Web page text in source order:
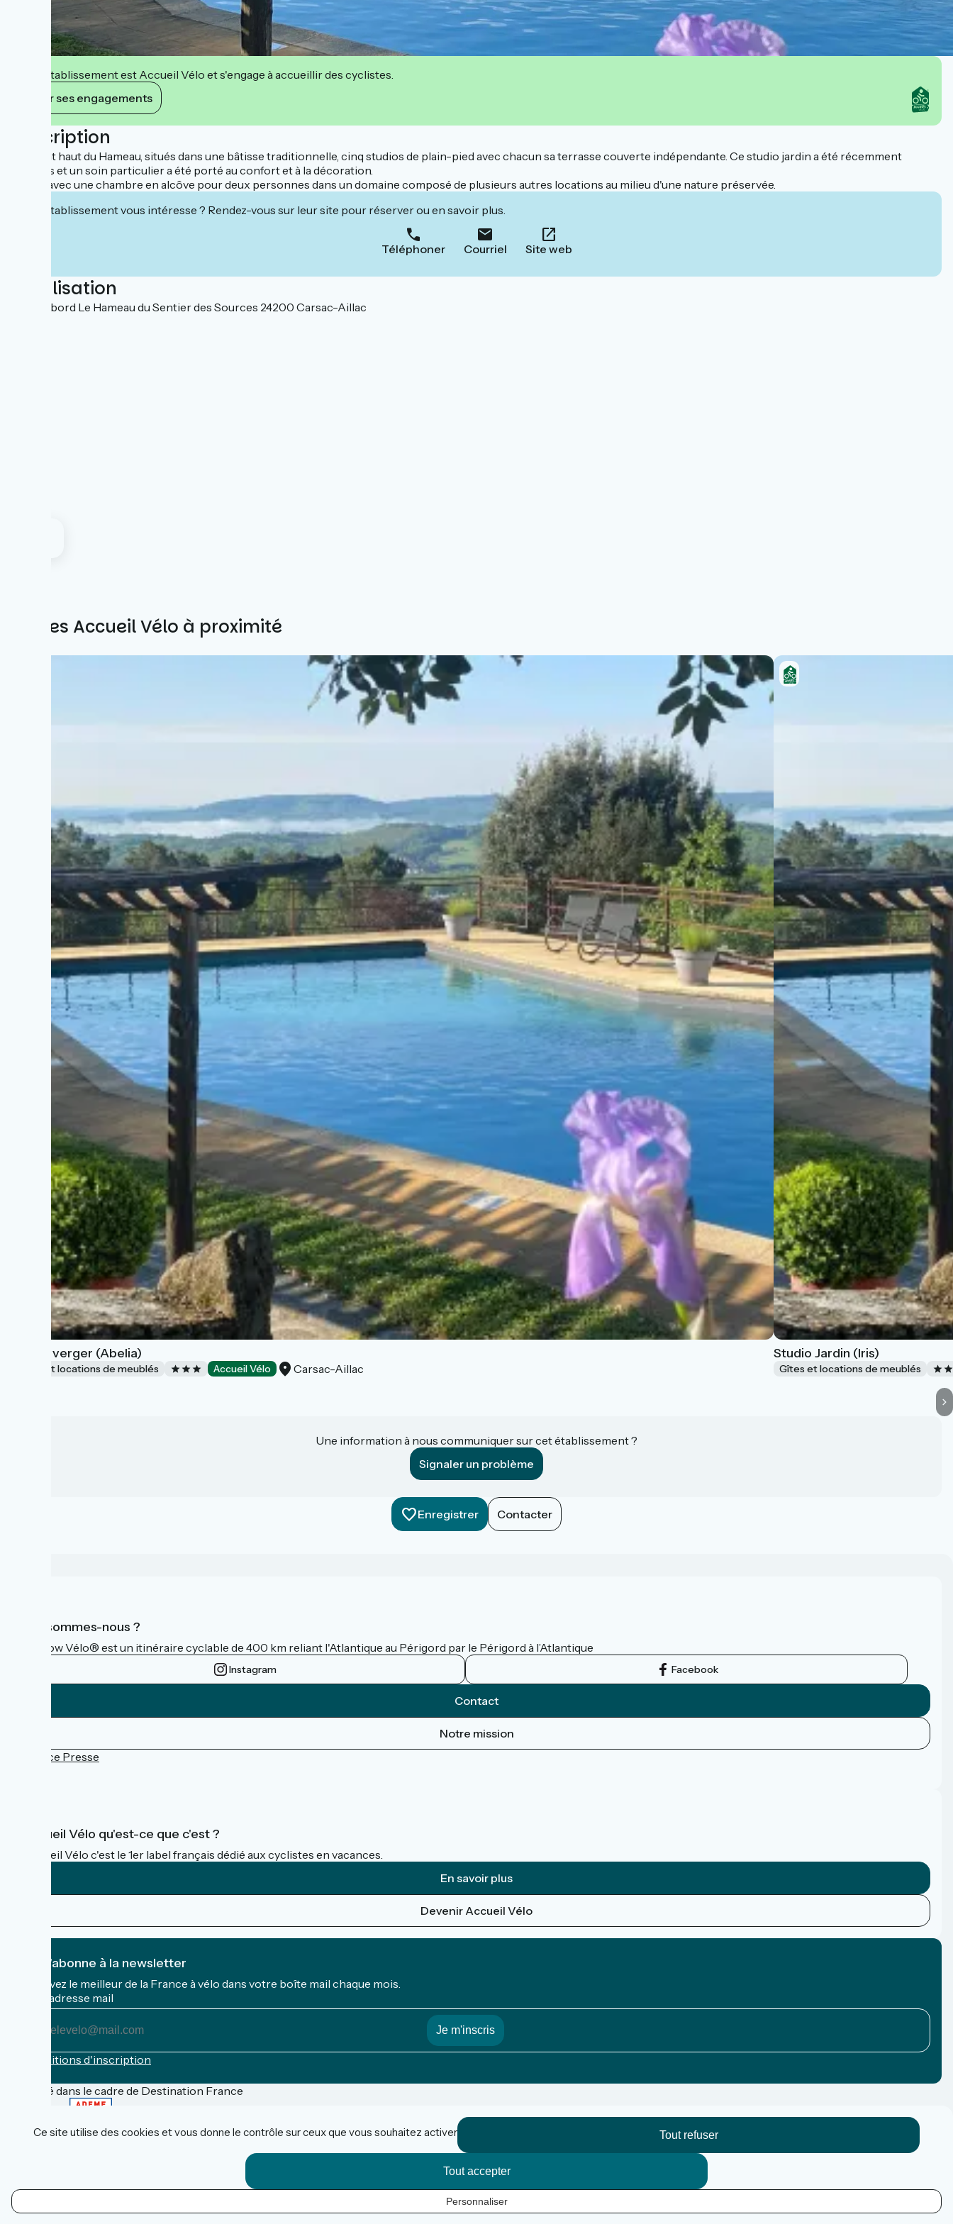
FR
Cet établissement est Accueil Vélo et s'engage à accueillir des cyclistes.
Voir ses engagements
Description
En point haut du Hameau, situés dans une bâtisse traditionnelle, cinq studios de plain-pied avec chacun sa terrasse couverte indépendante. Ce studio jardin a été récemment
rénovés et un soin particulier a été porté au confort et à la décoration.
Studio avec une chambre en alcôve pour deux personnes dans un domaine composé de plusieurs autres locations au milieu d'une nature préservée.
Cet établissement vous intéresse ? Rendez-vous sur leur site pour réserver ou en savoir plus.
Téléphoner Courriel Site web
Localisation
Le Cambord Le Hameau du Sentier des Sources 24200 Carsac-Aillac
Autres Accueil Vélo à proximité
Studio verger (Abelia)
Gîtes et locations de meublés Accueil Vélo Carsac-Aillac
Studio Jardin (Iris)
Gîtes et locations de meublés
Une information à nous communiquer sur cet établissement ?
Signaler un problème
Enregistrer Contacter
Qui sommes-nous ?
La Flow Vélo® est un itinéraire cyclable de 400 km reliant l'Atlantique au Périgord par le Périgord à l’Atlantique
Instagram Facebook
Contact
Notre mission
Espace Presse
Accueil Vélo qu'est-ce que c'est ?
Accueil Vélo c'est le 1er label français dédié aux cyclistes en vacances.
En savoir plus
Devenir Accueil Vélo
Je m'abonne à la newsletter
Recevez le meilleur de la France à vélo dans votre boîte mail chaque mois.
Mon adresse mail
adresse
Conditions d'inscription
Financé dans le cadre de Destination France
Accueil Vélo
Données personnelles
Ce site utilise des cookies et vous donne le contrôle sur ceux que vous souhaitez activer
Tout accepter
Tout refuser
Personnaliser